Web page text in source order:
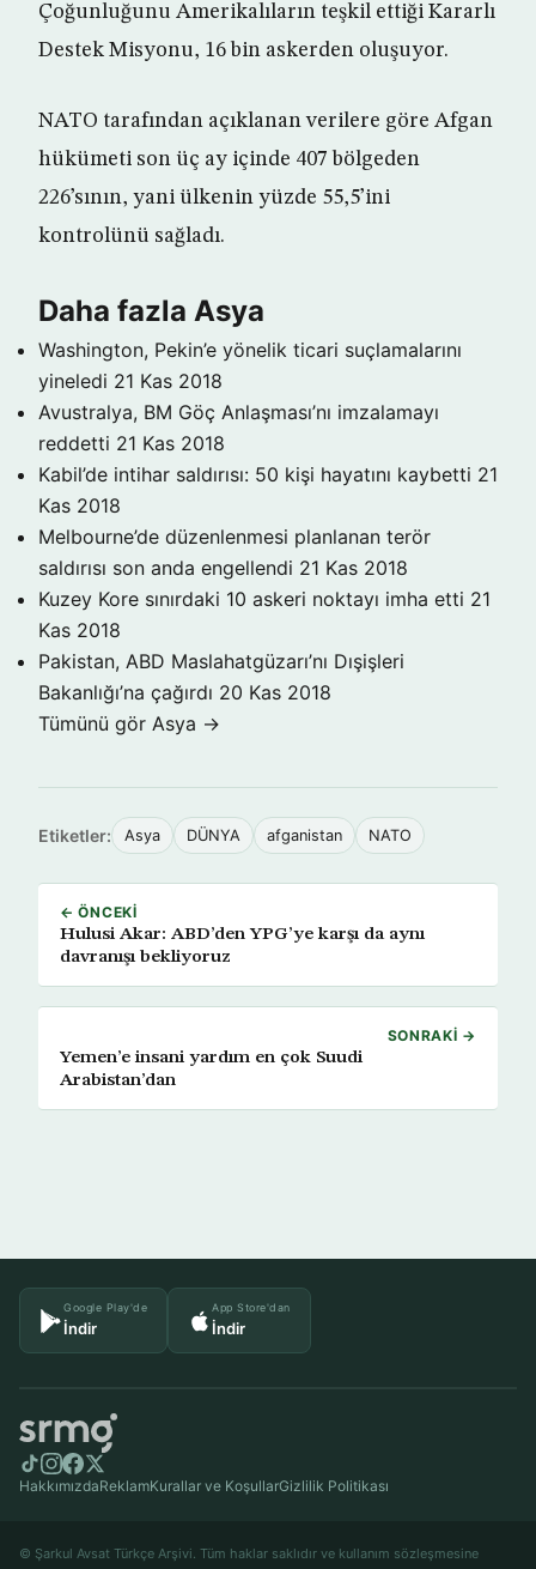
Çoğunluğunu Amerikalıların teşkil ettiği Kararlı
Destek Misyonu, 16 bin askerden oluşuyor.
NATO tarafından açıklanan verilere göre Afgan
hükümeti son üç ay içinde 407 bölgeden
226’sının, yani ülkenin yüzde 55,5’ini
kontrolünü sağladı.
Daha fazla Asya
Washington, Pekin’e yönelik ticari suçlamalarını
yineledi 21 Kas 2018
Avustralya, BM Göç Anlaşması’nı imzalamayı
reddetti 21 Kas 2018
Kabil’de intihar saldırısı: 50 kişi hayatını kaybetti 21
Kas 2018
Melbourne’de düzenlenmesi planlanan terör
saldırısı son anda engellendi 21 Kas 2018
Kuzey Kore sınırdaki 10 askeri noktayı imha etti 21
Kas 2018
Pakistan, ABD Maslahatgüzarı’nı Dışişleri
Bakanlığı’na çağırdı 20 Kas 2018
Tümünü gör Asya →
Etiketler: Asya DÜNYA afganistan NATO
← ÖNCEKI
Hulusi Akar: ABD’den YPG’ye karşı da aynı
davranışı bekliyoruz
SONRAKI →
Yemen’e insani yardım en çok Suudi
Arabistan’dan
Google Play'de
İndir
App Store'dan
İndir
HakkımızdaReklamKurallar ve KoşullarGizlilik Politikası
© Şarkul Avsat Türkçe Arşivi. Tüm haklar saklıdır ve kullanım sözleşmesine